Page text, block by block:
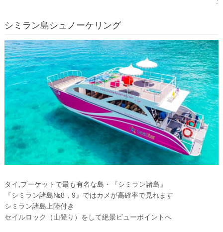
:
シミラン島シュノーケリング
タイ,プーケットで最も有名な島・『シミラン諸島』
『シミラン諸島№8，9』ではカメが高確率で見れます
シミラン諸島上陸付き
セイルロック（山登り）をして絶景ビューポイントへ